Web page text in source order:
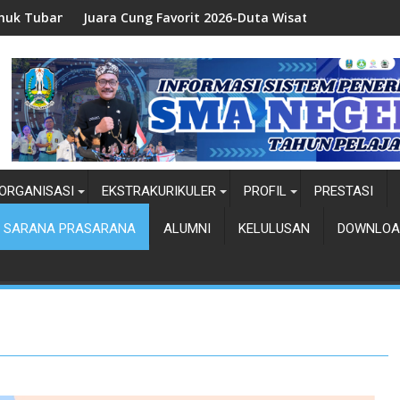
Cung Favorit 2026-Duta Wisata Kab. Tuban
EKSTRAKURIKULER PROFIL PRESTASI
SARANA PRASARANA ALUMNI KELULUSAN